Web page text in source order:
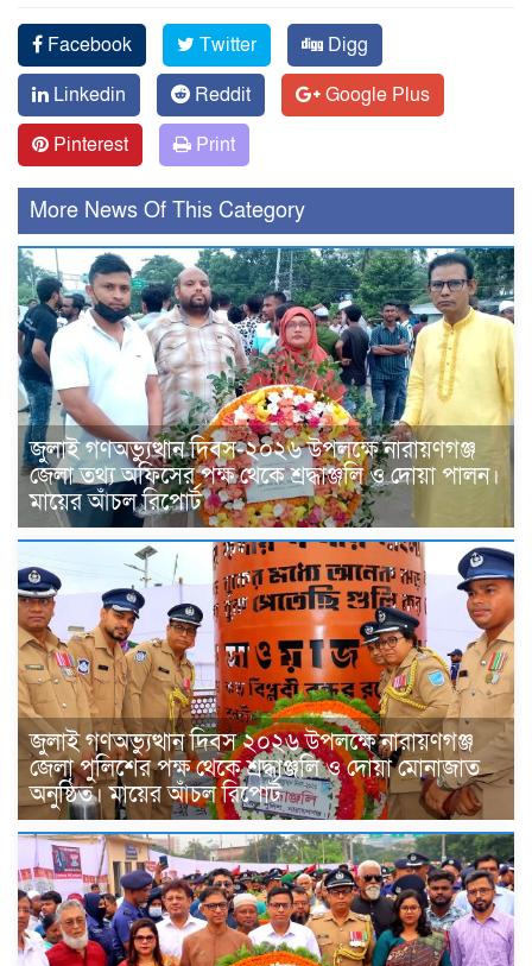
Facebook Twitter
Digg
Linkedin
Reddit
Google Plus
Pinterest
Print
More News Of This Category
জুলাই গণঅভ্যুত্থান দিবস-২০২৬ উপলক্ষে নারায়ণগঞ্জ
জেলা তথ্য অফিসের পক্ষ থেকে শ্রদ্ধাঞ্জলি ও দোয়া পালন।
মায়ের আঁচল রিপোর্ট
জুলাই গণঅভ্যুত্থান দিবস ২০২৬ উপলক্ষে নারায়ণগঞ্জ
জেলা পুলিশের পক্ষ থেকে শ্রদ্ধাঞ্জলি ও দোয়া মোনাজাত
অনুষ্ঠিত। মায়ের আঁচল রিপোর্ট